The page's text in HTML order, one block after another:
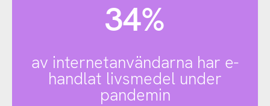
34%
av internetanvändarna har e-
handlat livsmedel under
pandemin